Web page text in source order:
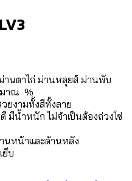
านตาไก่ ม่านหลุยส์ ม่านพับ
มาณ %
ยงามทั้งสีทั้งลาย
มีน้ำหนัก ไม่จำเป็นต้องถ่วงโซ่
านหน้าและด้านหลัง
ย็บ